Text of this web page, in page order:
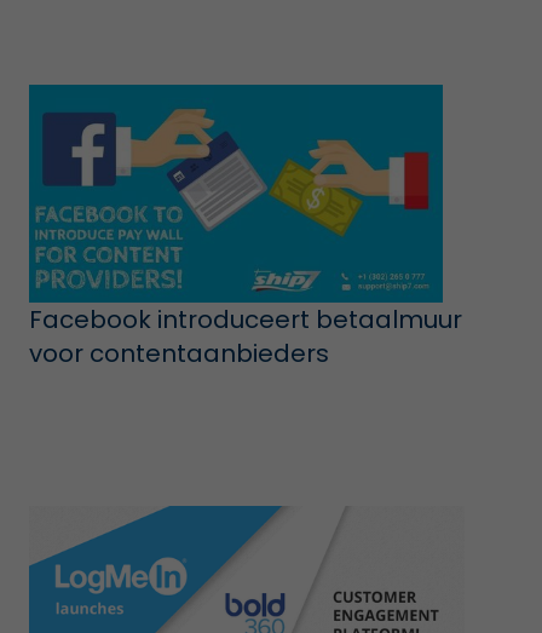
Facebook introduceert betaalmuur
voor contentaanbieders